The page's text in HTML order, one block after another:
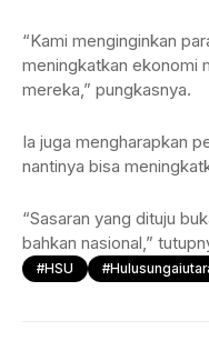
“Kami menginginkan
meningkatkan ekonomi
mereka,” pungkasnya.
Ia juga mengharapkan
nantinya bisa
“Sasaran yang dituju
bahkan nasional,”
#HSU